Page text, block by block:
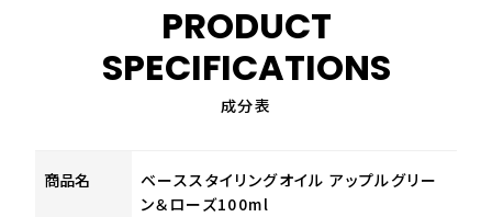
PRODUCT
SPECIFICATIONS
成分表
商品名
ベーススタイリングオイル アップルグリー
ン＆ローズ100ml